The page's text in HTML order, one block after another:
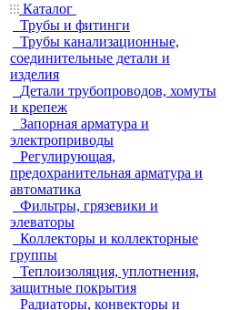
Каталог
Трубы и фитинги
Трубы канализационные,
соединительные детали и
изделия
Детали трубопроводов, хомуты
и крепеж
Запорная арматура и
электроприводы
Регулирующая,
предохранительная арматура и
автоматика
Фильтры, грязевики и
элеваторы
Коллекторы и коллекторные
группы
Теплоизоляция, уплотнения,
защитные покрытия
Радиаторы, конвекторы и